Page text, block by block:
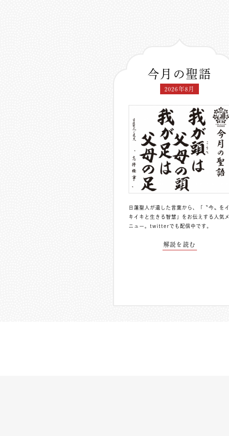
今月の聖語
2026年8月
日蓮聖人が遺した言葉から、「〝今〟をイ
キイキと生きる智慧」をお伝えする人気メ
ニュー。 twitterでも配信中 です。
解説を読む